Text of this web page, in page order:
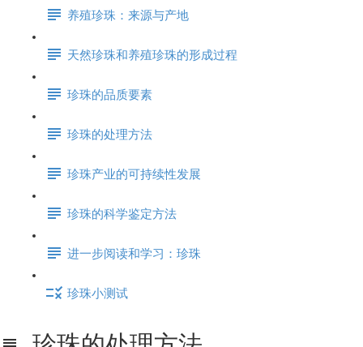
养殖珍珠：来源与产地
天然珍珠和养殖珍珠的形成过程
珍珠的品质要素
珍珠的处理方法
珍珠产业的可持续性发展
珍珠的科学鉴定方法
进一步阅读和学习：珍珠
珍珠小测试